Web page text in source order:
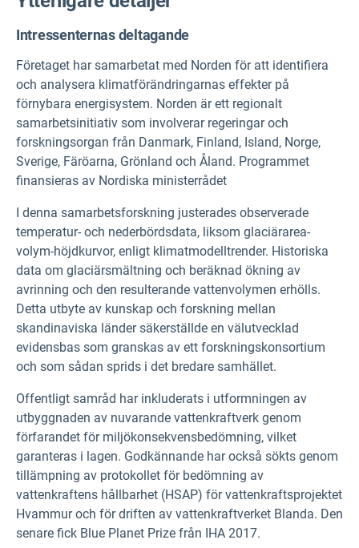
Intressenternas deltagande
Företaget har samarbetat med Norden för att identifiera
och analysera klimatförändringarnas effekter på
förnybara energisystem. Norden är ett regionalt
samarbetsinitiativ som involverar regeringar och
forskningsorgan från Danmark, Finland, Island, Norge,
Sverige, Färöarna, Grönland och Åland. Programmet
finansieras av Nordiska ministerrådet
I denna samarbetsforskning justerades observerade
temperatur- och nederbördsdata, liksom glaciärarea-
volym-höjdkurvor, enligt klimatmodelltrender. Historiska
data om glaciärsmältning och beräknad ökning av
avrinning och den resulterande vattenvolymen erhölls.
Detta utbyte av kunskap och forskning mellan
skandinaviska länder säkerställde en välutvecklad
evidensbas som granskas av ett forskningskonsortium
och som sådan sprids i det bredare samhället.
Offentligt samråd har inkluderats i utformningen av
utbyggnaden av nuvarande vattenkraftverk genom
förfarandet för miljökonsekvensbedömning, vilket
garanteras i lagen. Godkännande har också sökts genom
tillämpning av protokollet för bedömning av
vattenkraftens hållbarhet (HSAP) för vattenkraftsprojektet
Hvammur och för driften av vattenkraftverket Blanda. Den
senare fick Blue Planet Prize från IHA 2017.